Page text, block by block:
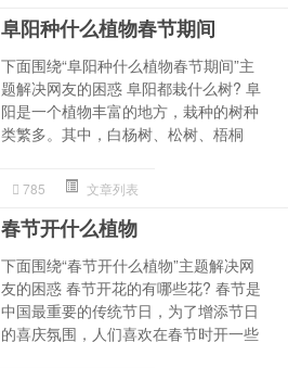
阜阳种什么植物春节期间
下面围绕“阜阳种什么植物春节期间”主
题解决网友的困惑 阜阳都栽什么树? 阜
阳是一个植物丰富的地方，栽种的树种
类繁多。其中，白杨树、松树、梧桐
785 文章列表
春节开什么植物
下面围绕“春节开什么植物”主题解决网
友的困惑 春节开花的有哪些花? 春节是
中国最重要的传统节日，为了增添节日
的喜庆氛围，人们喜欢在春节时开一些